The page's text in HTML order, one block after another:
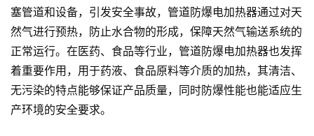
塞管道和设备，引发安全事故，管道防爆电加热器通过对天
然气进行预热，防止水合物的形成，保障天然气输送系统的
正常运行。在医药、食品等行业，管道防爆电加热器也发挥
着重要作用，用于药液、食品原料等介质的加热，其清洁、
无污染的特点能够保证产品质量，同时防爆性能也能适应生
产环境的安全要求。